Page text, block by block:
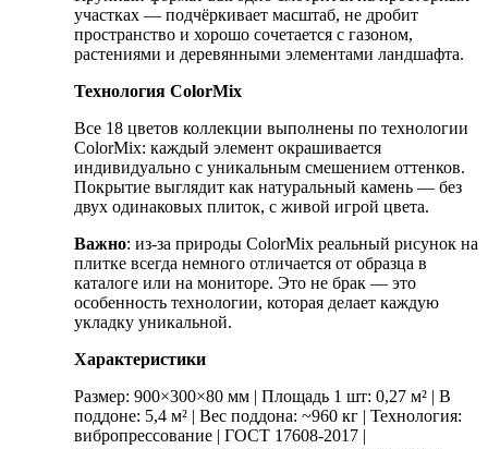
участках — подчёркивает масштаб, не дробит
пространство и хорошо сочетается с газоном,
растениями и деревянными элементами ландшафта.
Технология ColorMix
Все 18 цветов коллекции выполнены по технологии
ColorMix: каждый элемент окрашивается
индивидуально с уникальным смешением оттенков.
Покрытие выглядит как натуральный камень — без
двух одинаковых плиток, с живой игрой цвета.
Важно: из-за природы ColorMix реальный рисунок на
плитке всегда немного отличается от образца в
каталоге или на мониторе. Это не брак — это
особенность технологии, которая делает каждую
укладку уникальной.
Характеристики
Размер: 900×300×80 мм | Площадь 1 шт: 0,27 м² | В
поддоне: 5,4 м² | Вес поддона: ~960 кг | Технология:
вибропрессование | ГОСТ 17608-2017 |